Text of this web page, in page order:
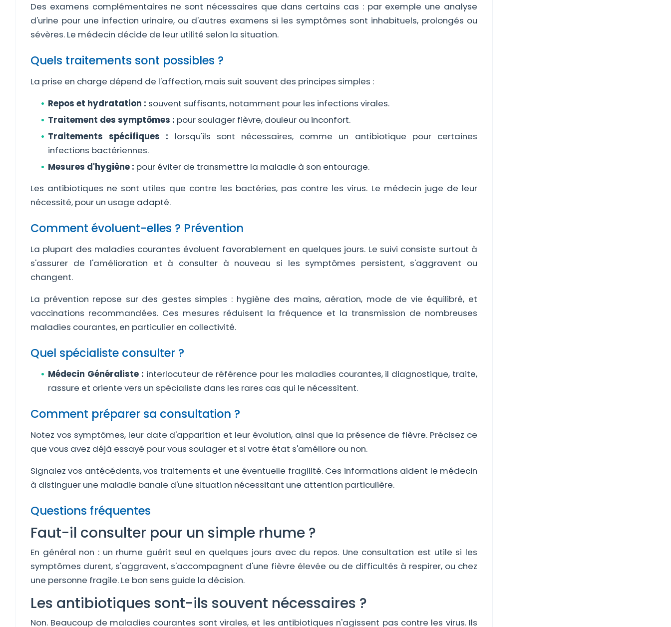
Des examens complémentaires ne sont nécessaires que dans certains cas : par exemple une analyse
d'urine pour une infection urinaire, ou d'autres examens si les symptômes sont inhabituels, prolongés ou
sévères. Le médecin décide de leur utilité selon la situation.
Quels traitements sont possibles ?
La prise en charge dépend de l'affection, mais suit souvent des principes simples :
Repos et hydratation : souvent suffisants, notamment pour les infections virales.
Traitement des symptômes : pour soulager fièvre, douleur ou inconfort.
Traitements spécifiques : lorsqu'ils sont nécessaires, comme un antibiotique pour certaines
infections bactériennes.
Mesures d'hygiène : pour éviter de transmettre la maladie à son entourage.
Les antibiotiques ne sont utiles que contre les bactéries, pas contre les virus. Le médecin juge de leur
nécessité, pour un usage adapté.
Comment évoluent-elles ? Prévention
La plupart des maladies courantes évoluent favorablement en quelques jours. Le suivi consiste surtout à
s'assurer de l'amélioration et à consulter à nouveau si les symptômes persistent, s'aggravent ou
changent.
La prévention repose sur des gestes simples : hygiène des mains, aération, mode de vie équilibré, et
vaccinations recommandées. Ces mesures réduisent la fréquence et la transmission de nombreuses
maladies courantes, en particulier en collectivité.
Quel spécialiste consulter ?
Médecin Généraliste : interlocuteur de référence pour les maladies courantes, il diagnostique, traite,
rassure et oriente vers un spécialiste dans les rares cas qui le nécessitent.
Comment préparer sa consultation ?
Notez vos symptômes, leur date d'apparition et leur évolution, ainsi que la présence de fièvre. Précisez ce
que vous avez déjà essayé pour vous soulager et si votre état s'améliore ou non.
Signalez vos antécédents, vos traitements et une éventuelle fragilité. Ces informations aident le médecin
à distinguer une maladie banale d'une situation nécessitant une attention particulière.
Questions fréquentes
Faut-il consulter pour un simple rhume ?
En général non : un rhume guérit seul en quelques jours avec du repos. Une consultation est utile si les
symptômes durent, s'aggravent, s'accompagnent d'une fièvre élevée ou de difficultés à respirer, ou chez
une personne fragile. Le bon sens guide la décision.
Les antibiotiques sont-ils souvent nécessaires ?
Non. Beaucoup de maladies courantes sont virales, et les antibiotiques n'agissent pas contre les virus. Ils